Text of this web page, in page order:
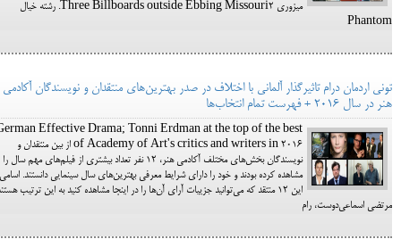
میزوری Three Billboards outside Ebbing Missouri2. رشته خیال
Phantom
تونی اردمان درام تاثیرگذار آلمانی با اختلاف در صدر بهترین‌های منتقدان و نویسندگان آکادمی
هنر در سال 2016 + فهرست تمام انتخاب‌ها
Effective Drama; Tonni Erdman at the top of the best
of Academy of Art's critics and writers in 2016 از بین منتقدان و
نویسندگان بخش‌های مختلف آکادمی هنر، 12 نفر تعداد بیشتری از فیلم‌های مهم سال را
مشاهده کرده بودند و خود را دارای شرایط معرفی بهترین‌های سال سینمایی دانستند. اسامی
این 12 منتقد که می‌توانید جزییات آرای آن‌ها را در اینجا مشاهده کنید به این ترتیب
مرتضی اسماعی‌دوست، رام